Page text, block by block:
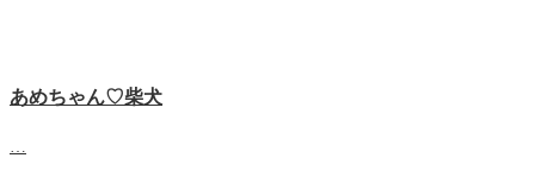
あめちゃん♡‬柴犬